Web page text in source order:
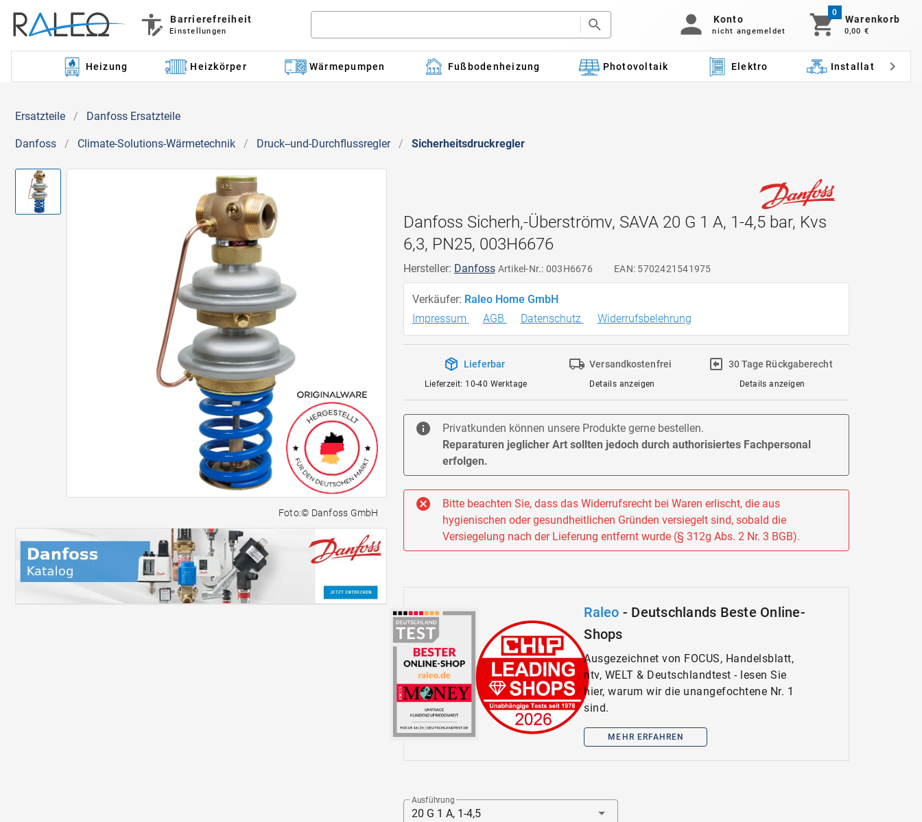
Barrierefreiheit
Einstellungen
Konto
nicht angemeldet
0
Warenkorb
0,00 €
Heizung Heizkörper Wärmepumpen Fußbodenheizung Photovoltaik Elektro Installation
Ersatzteile / Danfoss Ersatzteile
Danfoss / Climate-Solutions-Wärmetechnik / Druck--und-Durchflussregler / Sicherheitsdruckregler
Foto:© Danfoss GmbH
Danfoss Sicherh,-Überströmv, SAVA 20 G 1 A, 1-4,5 bar, Kvs
6,3, PN25, 003H6676
Hersteller: Danfoss Artikel-Nr.: 003H6676 EAN: 5702421541975
Verkäufer: Raleo Home GmbH
Impressum
AGB Datenschutz Widerrufsbelehrung
Lieferbar
Lieferzeit: 10-40 Werktage
Versandkostenfrei
Details anzeigen
30 Tage Rückgaberecht
Details anzeigen
Privatkunden können unsere Produkte gerne bestellen.
Reparaturen jeglicher Art sollten jedoch durch authorisiertes Fachpersonal
erfolgen.
Bitte beachten Sie, dass das Widerrufsrecht bei Waren erlischt, die aus
hygienischen oder gesundheitlichen Gründen versiegelt sind, sobald die
Versiegelung nach der Lieferung entfernt wurde (§ 312g Abs. 2 Nr. 3 BGB).
Raleo - Deutschlands Beste Online-
Shops
Ausgezeichnet von FOCUS, Handelsblatt,
ntv, WELT & Deutschlandtest - lesen Sie
hier, warum wir die unangefochtene Nr. 1
sind.
MEHR ERFAHREN
Ausführung
20 G 1 A, 1-4,5